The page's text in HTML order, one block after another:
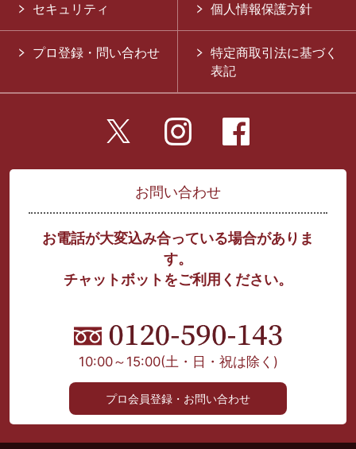
セキュリティ 個人情報保護方針
プロ登録・問い合わせ
特定商取引法に基づく
表記
お問い合わせ
お電話が大変込み合っている場合がありま
す。
チャットボットをご利用ください。
10:00～15:00(土・日・祝は除く)
プロ会員登録・お問い合わせ